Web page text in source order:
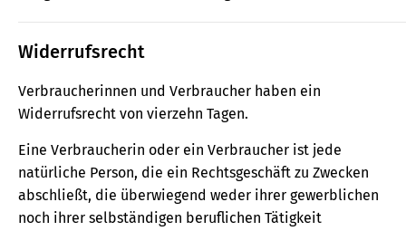
Widerrufsrecht
Verbraucherinnen und Verbraucher haben ein
Widerrufsrecht von vierzehn Tagen.
Eine Verbraucherin oder ein Verbraucher ist jede
natürliche Person, die ein Rechtsgeschäft zu Zwecken
abschließt, die überwiegend weder ihrer gewerblichen
noch ihrer selbständigen beruflichen Tätigkeit